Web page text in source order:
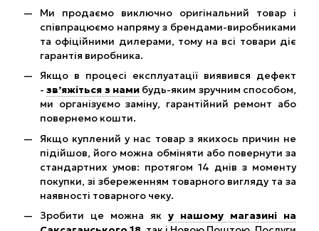
Ми продаємо виключно оригінальний товар і
співпрацюємо напряму з брендами-виробниками
та офіційними дилерами, тому на всі товари діє
гарантія виробника.
Якщо в процесі експлуатації виявився дефект
-зв’яжіться з нами будь-яким зручним способом,
ми організуємо заміну, гарантійний ремонт або
повернемо кошти.
Якщо куплений у нас товар з якихось причин не
підійшов, його можна обміняти або повернути за
стандартних умов: протягом 14 днів з моменту
покупки, зі збереженням товарного вигляду та за
наявності товарного чеку.
Зробити це можна як у нашому магазині на